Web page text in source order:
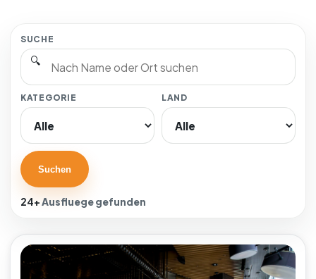
SUCHE
🔍
KATEGORIE LAND
Suchen
24+Ausfluege gefunden